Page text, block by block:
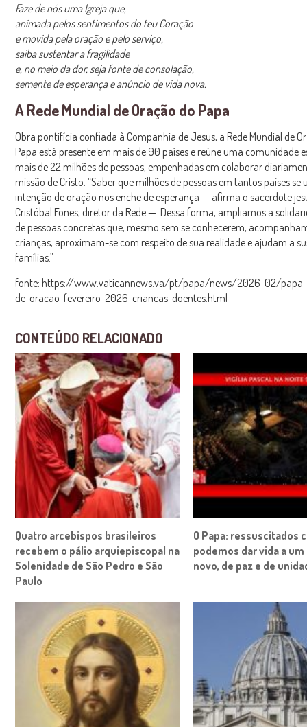
Faze de nós uma Igreja que,
animada pelos sentimentos do teu Coração
e movida pela oração e pelo serviço,
saiba sustentar a fragilidade
e, no meio da dor, seja fonte de consolação,
semente de esperança e anúncio de vida nova.
A Rede Mundial de Oração do Papa
Obra pontifícia confiada à Companhia de Jesus, a Rede Mundial de
Papa está presente em mais de 90 países e reúne uma comunidade
mais de 22 milhões de pessoas, empenhadas em colaborar
missão de Cristo. “Saber que milhões de pessoas em tantos países se
intenção de oração nos enche de esperança — afirma o sacerdote
Cristóbal Fones, diretor da Rede —. Dessa forma, ampliamos a
de pessoas concretas que, mesmo sem se conhecerem,
crianças, aproximam-se com respeito de sua realidade e ajudam a
famílias.”
fonte: https://www.vaticannews.va/pt/papa/news/2026-02/
de-oracao-fevereiro-2026-criancas-doentes.html
CONTEÚDO RELACIONADO
Quatro arcebispos brasileiros
recebem o pálio arquiepiscopal na
Solenidade de São Pedro e São
Paulo
O Papa: ressuscitados
podemos dar vida a
novo, de paz e de